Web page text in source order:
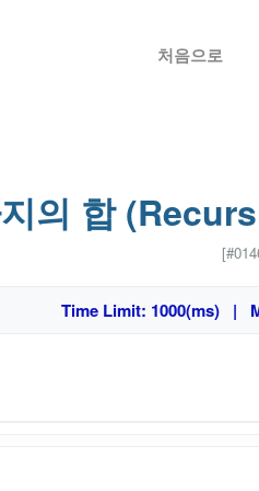
처음으로
의 합
Time Limit: 1000(ms) |